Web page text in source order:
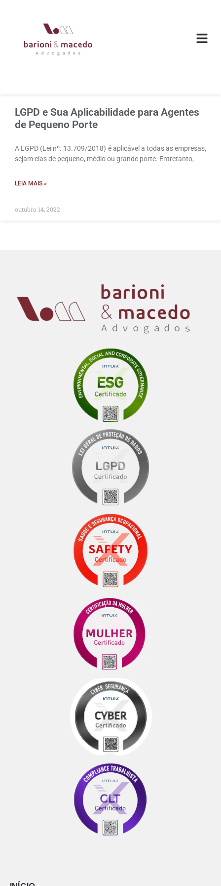
LGPD e Sua Aplicabilidade para Agentes
de Pequeno Porte
A LGPD (Lei nº. 13.709/2018) é aplicável a todas as empresas,
sejam elas de pequeno, médio ou grande porte. Entretanto,
LEIA MAIS »
outubro 14, 2022